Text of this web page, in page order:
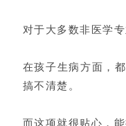
对于大多数非医学
在孩子生病方面，
搞不清楚。
而这项就很贴心，